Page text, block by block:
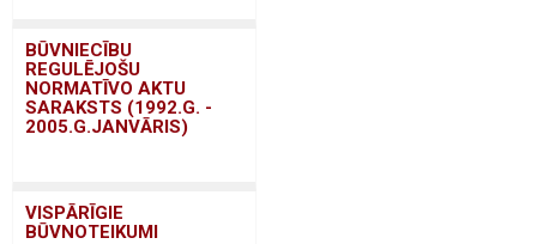
BŪVNIECĪBU
REGULĒJOŠU
NORMATĪVO AKTU
SARAKSTS (1992.G. -
2005.G.JANVĀRIS)
VISPĀRĪGIE
BŪVNOTEIKUMI